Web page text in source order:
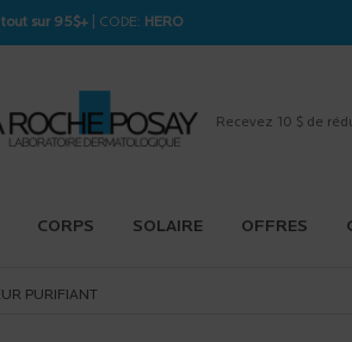
tout sur 95$+ | CODE: HERO
Recevez 10 $ de
CORPS SOLAIRE OFFRES
PURIFIANT